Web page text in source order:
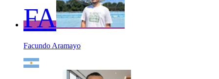
FA
Facundo Aramayo